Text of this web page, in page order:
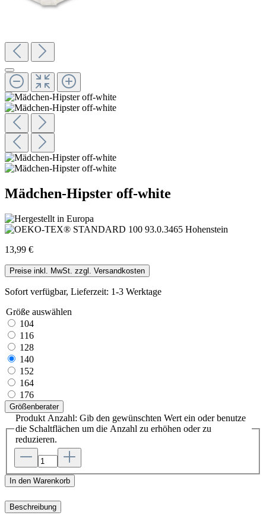
Mädchen-Hipster off-white
13,99 €
Preise inkl. MwSt. zzgl. Versandkosten
Sofort verfügbar, Lieferzeit: 1-3 Werktage
Größe auswählen
104
116
128
140
152
164
176
Größenberater
Produkt Anzahl: Gib den gewünschten Wert ein oder benutze
die Schaltflächen um die Anzahl zu erhöhen oder zu
reduzieren.
In den Warenkorb
Beschreibung